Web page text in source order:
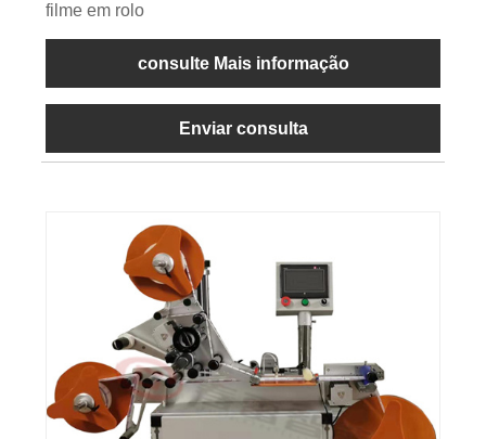
filme em rolo
consulte Mais informação
Enviar consulta